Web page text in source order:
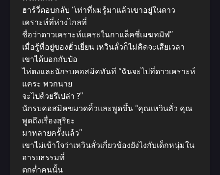
ฮาร์วี่ตอบกลับ “เท่าที่ผมรู้มาแล้วเขาอยู่ในดาว
เคราะห์ที่ห่างไกลที่
ชื่อว่าดาวเคราะห์แคระในกาแล็คซี่เมฆทมิฬ”
เมื่อรู้ที่อยู่ของฮั่วเยี่ยน เหวินลั่วก็ไม่คิดจะเสียเวลา
เขาได้บอกกับป๋อ
ไห่ตงและนักรบคอสมิคทันที “ฉันจะไปที่ดาวเคราะห์
แคระ พวกนาย
จะไปด้วยรึเปล่า ?”
นักรบคอสมิคขมวดคิ้วและพูดขึ้น “คุณเหวินลั่ว คุณ
พูดถึงเรื่องสุริยะ
มาหลายครั้งแล้ว”
เขาไม่เข้าใจว่าเหวินลั่วเกี่ยวข้องยังไงกับเด็กหนุ่มใน
อารยธรรมที่
ตกต่ำคนนั้น